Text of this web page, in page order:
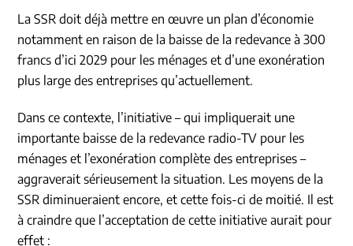
La SSR doit déjà mettre en œuvre un plan d’économie
notamment en raison de la baisse de la redevance à 300
francs d’ici 2029 pour les ménages et d’une exonération
plus large des entreprises qu’actuellement.
Dans ce contexte, l’initiative – qui impliquerait une
importante baisse de la redevance radio-TV pour les
ménages et l’exonération complète des entreprises –
aggraverait sérieusement la situation. Les moyens de la
SSR diminueraient encore, et cette fois-ci de moitié. Il est
à craindre que l’acceptation de cette initiative aurait pour
effet :